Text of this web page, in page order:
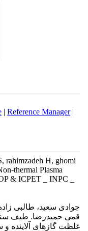
|Reference Manager
rahimzadeh H, ghomi
thermal Plasma
& ICPET _ INPC _
جوادی سعید، طالبی زاده
قمی حمیدرضا. طیف